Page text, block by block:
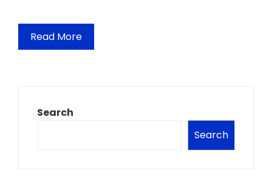
Read More
Search
Search